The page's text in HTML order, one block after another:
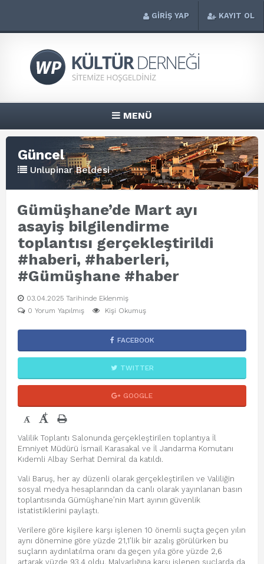
GİRİŞ YAP KAYIT OL
MENÜ
Güncel
Unlupinar Beldesi
Gümüşhane’de Mart ayı
asayiş bilgilendirme
toplantısı gerçekleştirildi
#haberi, #haberleri,
#Gümüşhane #haber
03.04.2025 Tarihinde Eklenmiş
0 Yorum Yapılmış
Kişi Okumuş
FACEBOOK
TWITTER
GOOGLE
- +
Valilik Toplantı Salonunda gerçekleştirilen toplantıya İl
Emniyet Müdürü İsmail Karasakal ve İl Jandarma Komutanı
Kıdemli Albay Serhat Demiral da katıldı.
Vali Baruş, her ay düzenli olarak gerçekleştirilen ve Valiliğin
sosyal medya hesaplarından da canlı olarak yayınlanan basın
toplantısında Gümüşhane’nin Mart ayının güvenlik
istatistiklerini paylaştı.
Verilere göre kişilere karşı işlenen 10 önemli suçta geçen yılın
aynı dönemine göre yüzde 21,1’lik bir azalış görülürken bu
suçların aydınlatılma oranı da geçen yıla göre yüzde 2,6
artarak yüzde 93,4 oldu. Malvarlığına karşı işlenen suçlarda da